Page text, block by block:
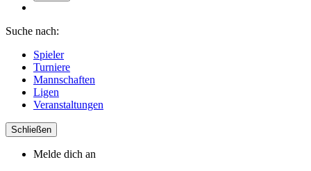
Suche nach:
Spieler
Turniere
Mannschaften
Ligen
Veranstaltungen
Schließen
Melde dich an